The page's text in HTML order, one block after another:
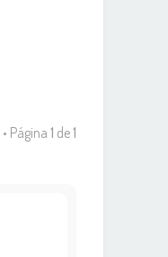
Página1 de1